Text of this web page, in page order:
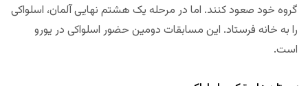
گروه خود صعود کنند. اما در مرحله یک هشتم نهایی آلمان، اسلواکی
را به خانه فرستاد. این مسابقات دومین حضور اسلواکی در یورو
است.